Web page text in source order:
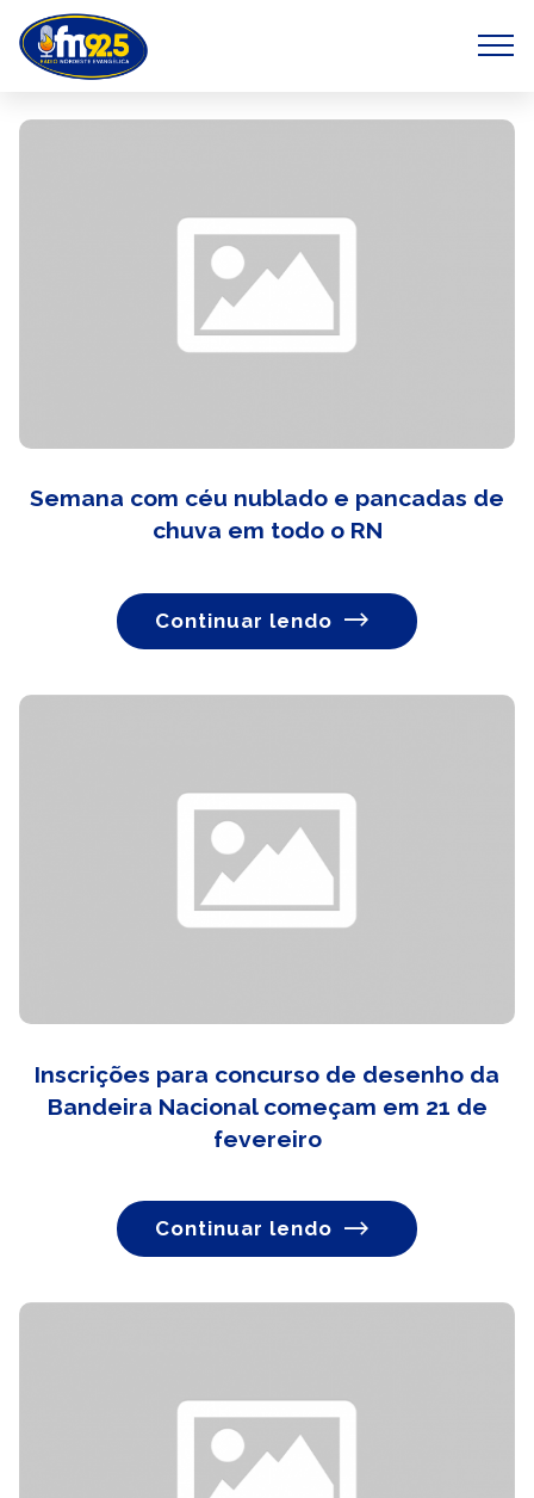
Semana com céu nublado e pancadas de
chuva em todo o RN
Continuar lendo
Inscrições para concurso de desenho da
Bandeira Nacional começam em 21 de
fevereiro
Continuar lendo